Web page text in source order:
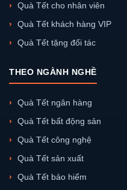
Quà Tết cho nhân viên
Quà Tết khách hàng VIP
Quà Tết tặng đối tác
THEO NGÀNH NGHỀ
Quà Tết ngân hàng
Quà Tết bất động sản
Quà Tết công nghệ
Quà Tết sản xuất
Quà Tết bảo hiểm